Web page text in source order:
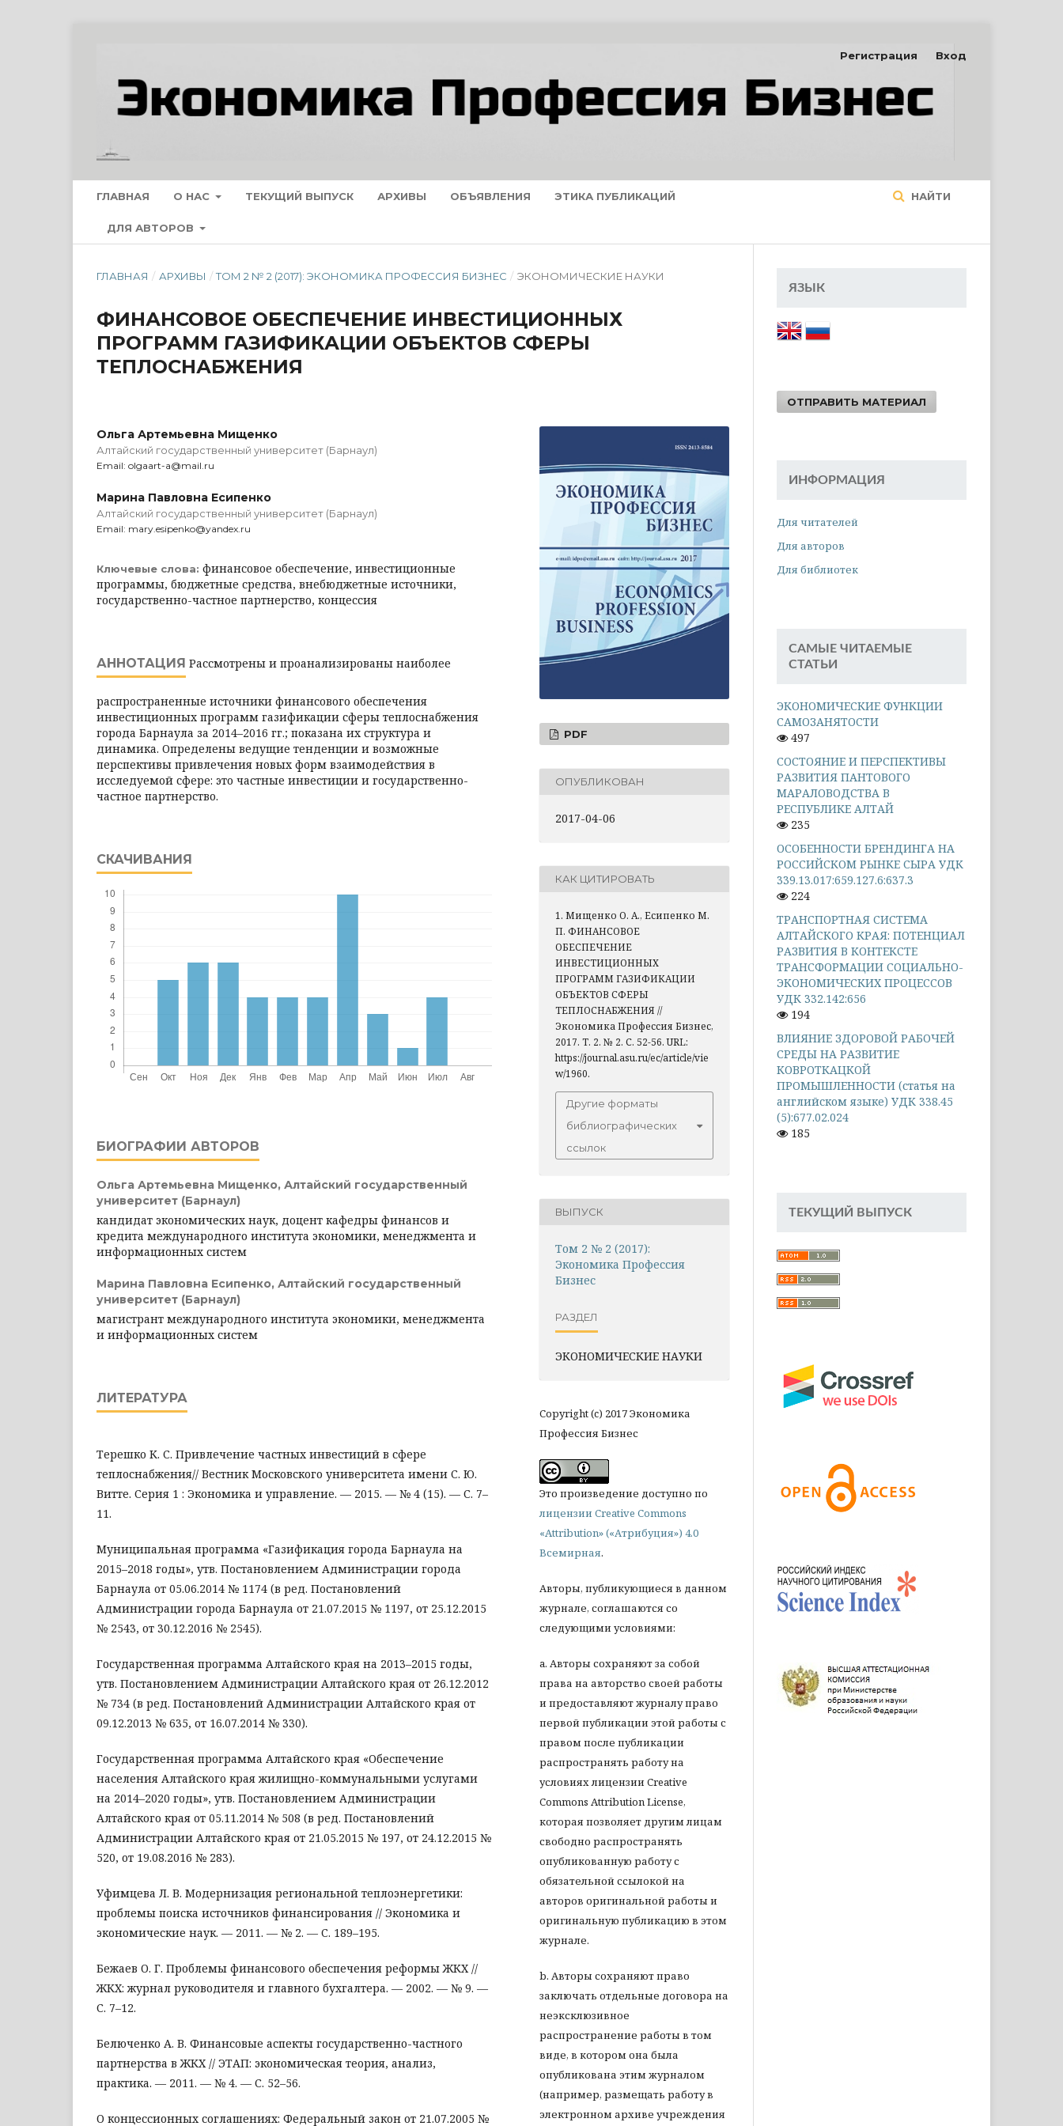
ГЛАВНАЯ О НАС ТЕКУЩИЙ ВЫПУСК АРХИВЫ ОБЪЯВЛЕНИЯ ЭТИКА ПУБЛИКАЦИЙ
ДЛЯ АВТОРОВ
НАЙТИ
Регистрация Вход
ГЛАВНАЯ / АРХИВЫ / ТОМ 2 № 2 (2017): ЭКОНОМИКА ПРОФЕССИЯ БИЗНЕС / ЭКОНОМИЧЕСКИЕ НАУКИ
ФИНАНСОВОЕ ОБЕСПЕЧЕНИЕ ИНВЕСТИЦИОННЫХ
ПРОГРАММ ГАЗИФИКАЦИИ ОБЪЕКТОВ СФЕРЫ
ТЕПЛОСНАБЖЕНИЯ
Ольга Артемьевна Мищенко
Алтайский государственный университет (Барнаул)
Email: olgaart-a@mail.ru
Марина Павловна Есипенко
Алтайский государственный университет (Барнаул)
Email: mary.esipenko@yandex.ru
Ключевые слова: финансовое обеспечение, инвестиционные
программы, бюджетные средства, внебюджетные источники,
государственно-частное партнерство, концессия
АННОТАЦИЯ Рассмотрены и проанализированы наиболее
распространенные источники финансового обеспечения
инвестиционных программ газификации сферы теплоснабжения
города Барнаула за 2014–2016 гг.; показана их структура и
динамика. Определены ведущие тенденции и возможные
перспективы привлечения новых форм взаимодействия в
исследуемой сфере: это частные инвестиции и государственно-
частное партнерство.
СКАЧИВАНИЯ
БИОГРАФИИ АВТОРОВ
Ольга Артемьевна Мищенко, Алтайский государственный
университет (Барнаул)
кандидат экономических наук, доцент кафедры финансов и
кредита международного института экономики, менеджмента и
информационных систем
Марина Павловна Есипенко, Алтайский государственный
университет (Барнаул)
магистрант международного института экономики, менеджмента
и информационных систем
ЛИТЕРАТУРА
Терешко К. С. Привлечение частных инвестиций в сфере
теплоснабжения// Вестник Московского университета имени С. Ю.
Витте. Серия 1 : Экономика и управление. — 2015. — № 4 (15). — С. 7–
11.
Муниципальная программа «Газификация города Барнаула на
2015–2018 годы», утв. Постановлением Администрации города
Барнаула от 05.06.2014 № 1174 (в ред. Постановлений
Администрации города Барнаула от 21.07.2015 № 1197, от 25.12.2015
№ 2543, от 30.12.2016 № 2545).
Государственная программа Алтайского края на 2013–2015 годы,
утв. Постановлением Администрации Алтайского края от 26.12.2012
№ 734 (в ред. Постановлений Администрации Алтайского края от
09.12.2013 № 635, от 16.07.2014 № 330).
Государственная программа Алтайского края «Обеспечение
населения Алтайского края жилищно-коммунальными услугами
на 2014–2020 годы», утв. Постановлением Администрации
Алтайского края от 05.11.2014 № 508 (в ред. Постановлений
Администрации Алтайского края от 21.05.2015 № 197, от 24.12.2015 №
520, от 19.08.2016 № 283).
Уфимцева Л. В. Модернизация региональной теплоэнергетики:
проблемы поиска источников финансирования // Экономика и
экономические наук. — 2011. — № 2. — С. 189–195.
Бежаев О. Г. Проблемы финансового обеспечения реформы ЖКХ //
ЖКХ: журнал руководителя и главного бухгалтера. — 2002. — № 9. —
С. 7–12.
Белюченко А. В. Финансовые аспекты государственно-частного
партнерства в ЖКХ // ЭТАП: экономическая теория, анализ,
практика. — 2011. — № 4. — С. 52–56.
О концессионных соглашениях: Федеральный закон от 21.07.2005 №
PDF
ОПУБЛИКОВАН
2017-04-06
КАК ЦИТИРОВАТЬ
1. Мищенко О. А., Есипенко М.
П. ФИНАНСОВОЕ
ОБЕСПЕЧЕНИЕ
ИНВЕСТИЦИОННЫХ
ПРОГРАММ ГАЗИФИКАЦИИ
ОБЪЕКТОВ СФЕРЫ
ТЕПЛОСНАБЖЕНИЯ //
Экономика Профессия Бизнес,
2017. Т. 2. № 2. С. 52-56. URL:
https://journal.asu.ru/ec/article/vie
w/1960.
Другие форматы
библиографических
ссылок
ВЫПУСК
Том 2 № 2 (2017):
Экономика Профессия
Бизнес
РАЗДЕЛ
ЭКОНОМИЧЕСКИЕ НАУКИ
Copyright (c) 2017 Экономика
Профессия Бизнес
Это произведение доступно по
лицензии Creative Commons
«Attribution» («Атрибуция») 4.0
Всемирная.
Авторы, публикующиеся в данном
журнале, соглашаются со
следующими условиями:
a. Авторы сохраняют за собой
права на авторство своей работы
и предоставляют журналу право
первой публикации этой работы с
правом после публикации
распространять работу на
условиях лицензии Creative
Commons Attribution License,
которая позволяет другим лицам
свободно распространять
опубликованную работу с
обязательной ссылокой на
авторов оригинальной работы и
оригинальную публикацию в этом
журнале.
b. Авторы сохраняют право
заключать отдельные договора на
неэксклюзивное
распространение работы в том
виде, в котором она была
опубликована этим журналом
(например, размещать работу в
электронном архиве учреждения
ЯЗЫК
ОТПРАВИТЬ МАТЕРИАЛ
ИНФОРМАЦИЯ
Для читателей
Для авторов
Для библиотек
САМЫЕ ЧИТАЕМЫЕ
СТАТЬИ
ЭКОНОМИЧЕСКИЕ ФУНКЦИИ
САМОЗАНЯТОСТИ
497
СОСТОЯНИЕ И ПЕРСПЕКТИВЫ
РАЗВИТИЯ ПАНТОВОГО
МАРАЛОВОДСТВА В
РЕСПУБЛИКЕ АЛТАЙ
235
ОСОБЕННОСТИ БРЕНДИНГА НА
РОССИЙСКОМ РЫНКЕ СЫРА УДК
339.13.017:659.127.6:637.3
224
ТРАНСПОРТНАЯ СИСТЕМА
АЛТАЙСКОГО КРАЯ: ПОТЕНЦИАЛ
РАЗВИТИЯ В КОНТЕКСТЕ
ТРАНСФОРМАЦИИ СОЦИАЛЬНО-
ЭКОНОМИЧЕСКИХ ПРОЦЕССОВ
УДК 332.142:656
194
ВЛИЯНИЕ ЗДОРОВОЙ РАБОЧЕЙ
СРЕДЫ НА РАЗВИТИЕ
КОВРОТКАЦКОЙ
ПРОМЫШЛЕННОСТИ (статья на
английском языке) УДК 338.45
(5):677.02.024
185
ТЕКУЩИЙ ВЫПУСК